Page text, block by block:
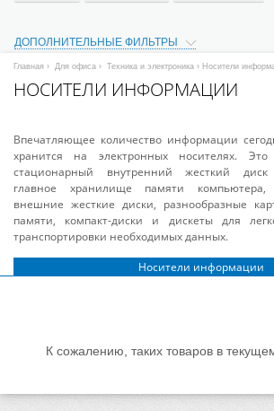
ДОПОЛНИТЕЛЬНЫЕ ФИЛЬТРЫ
Главная › Для офиса › Техника и электроника › Носители
НОСИТЕЛИ ИНФОРМАЦИИ
Впечатляющее количество информации
хранится на электронных носителях.
стационарный внутренний жесткий
главное хранилище памяти
внешние жесткие диски, разнообразные
памяти, компакт-диски и дискеты для
транспортировки необходимых данных.
Носители информации
К сожалению, таких товаров в